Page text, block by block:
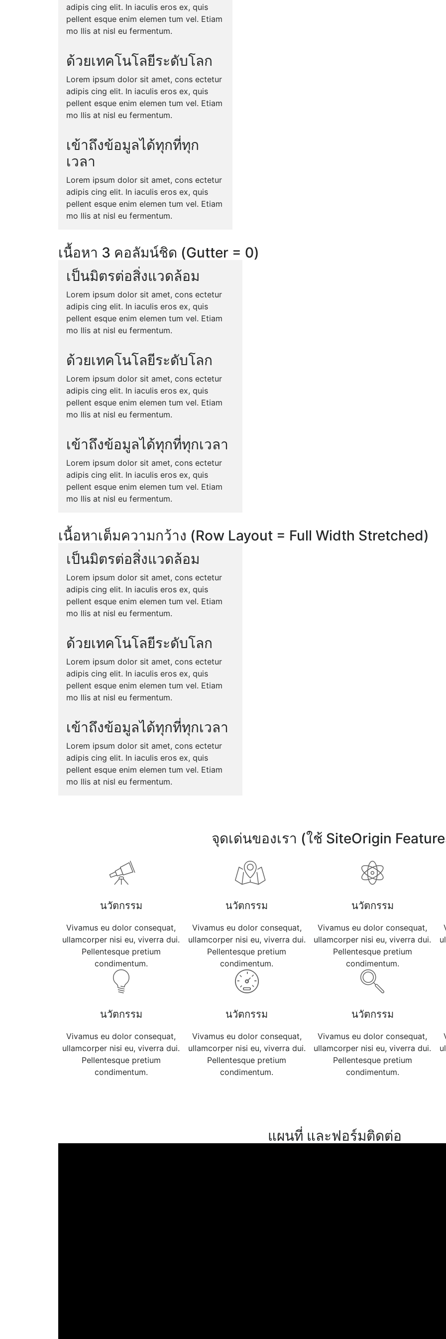
adipis cing elit. In iaculis eros ex, quis
pellent esque enim elemen tum vel. Etiam
mo llis at nisl eu fermentum.
ด้วยเทคโนโลยีระดับโลก
Lorem ipsum dolor sit amet, cons ectetur
adipis cing elit. In iaculis eros ex, quis
pellent esque enim elemen tum vel. Etiam
mo llis at nisl eu fermentum.
เข้าถึงข้อมูลได้ทุกที่ทุก
เวลา
Lorem ipsum dolor sit amet, cons ectetur
adipis cing elit. In iaculis eros ex, quis
pellent esque enim elemen tum vel. Etiam
mo llis at nisl eu fermentum.
เนื้อหา 3 คอลัมน์ชิด (Gutter = 0)
เป็นมิตรต่อสิ่งแวดล้อม
Lorem ipsum dolor sit amet, cons ectetur
adipis cing elit. In iaculis eros ex, quis
pellent esque enim elemen tum vel. Etiam
mo llis at nisl eu fermentum.
ด้วยเทคโนโลยีระดับโลก
Lorem ipsum dolor sit amet, cons ectetur
adipis cing elit. In iaculis eros ex, quis
pellent esque enim elemen tum vel. Etiam
mo llis at nisl eu fermentum.
เข้าถึงข้อมูลได้ทุกที่ทุกเวลา
Lorem ipsum dolor sit amet, cons ectetur
adipis cing elit. In iaculis eros ex, quis
pellent esque enim elemen tum vel. Etiam
mo llis at nisl eu fermentum.
เนื้อหาเต็มความกว้าง (Row Layout = Full Width Stretched)
เป็นมิตรต่อสิ่งแวดล้อม
Lorem ipsum dolor sit amet, cons ectetur
adipis cing elit. In iaculis eros ex, quis
pellent esque enim elemen tum vel. Etiam
mo llis at nisl eu fermentum.
ด้วยเทคโนโลยีระดับโลก
Lorem ipsum dolor sit amet, cons ectetur
adipis cing elit. In iaculis eros ex, quis
pellent esque enim elemen tum vel. Etiam
mo llis at nisl eu fermentum.
เข้าถึงข้อมูลได้ทุกที่ทุกเวลา
Lorem ipsum dolor sit amet, cons ectetur
adipis cing elit. In iaculis eros ex, quis
pellent esque enim elemen tum vel. Etiam
mo llis at nisl eu fermentum.
จุดเด่นของเรา (ใช้ SiteOrigin
นวัตกรรม
Vivamus eu dolor consequat,
ullamcorper nisi eu, viverra dui.
Pellentesque pretium
condimentum.
นวัตกรรม
Vivamus eu dolor consequat,
ullamcorper nisi eu, viverra dui.
Pellentesque pretium
condimentum.
นวัตกรรม
Vivamus eu dolor consequat,
ullamcorper nisi eu, viverra dui.
Pellentesque pretium
condimentum.
นวัตกรรม
Vivamus eu dolor consequat,
ullamcorper nisi eu, viverra dui.
Pellentesque pretium
condimentum.
นวัตกรรม
Vivamus eu dolor consequat,
ullamcorper nisi eu, viverra dui.
Pellentesque pretium
condimentum.
นวัตกรรม
Vivamus eu dolor consequat,
ullamcorper nisi eu, viverra dui.
Pellentesque pretium
condimentum.
แผนที่ และฟอร์มติดต่อ